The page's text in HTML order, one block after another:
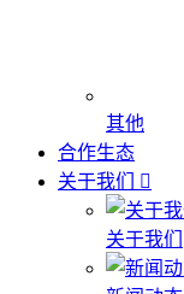
其他
合作生态
关于我们
关于我们